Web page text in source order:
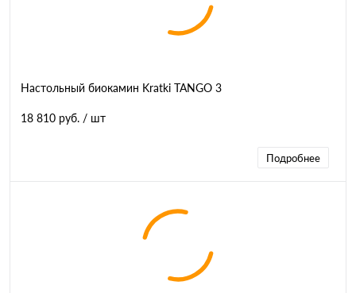
Настольный биокамин Kratki TANGO 3
18 810 руб. / шт
Подробнее